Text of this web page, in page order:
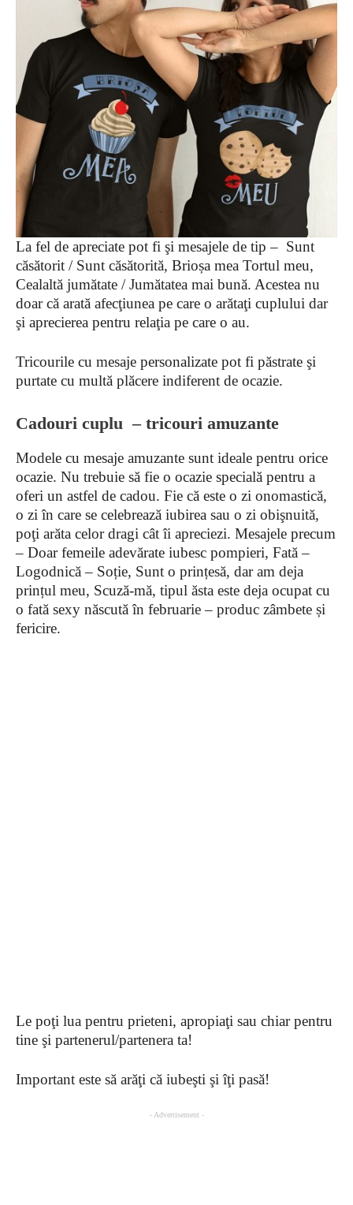
La fel de apreciate pot fi şi mesajele de tip – Sunt
căsătorit / Sunt căsătorită, Brioșa mea Tortul meu,
Cealaltă jumătate / Jumătatea mai bună. Acestea nu
doar că arată afecţiunea pe care o arătaţi cuplului dar
şi aprecierea pentru relaţia pe care o au.
Tricourile cu mesaje personalizate pot fi păstrate şi
purtate cu multă plăcere indiferent de ocazie.
Cadouri cuplu – tricouri amuzante
Modele cu mesaje amuzante sunt ideale pentru orice
ocazie. Nu trebuie să fie o ocazie specială pentru a
oferi un astfel de cadou. Fie că este o zi onomastică,
o zi în care se celebrează iubirea sau o zi obişnuită,
poţi arăta celor dragi cât îi apreciezi. Mesajele precum
– Doar femeile adevărate iubesc pompieri, Fată –
Logodnică – Soție, Sunt o prințesă, dar am deja
prințul meu, Scuză-mă, tipul ăsta este deja ocupat cu
o fată sexy născută în februarie – produc zâmbete și
fericire.
Le poţi lua pentru prieteni, apropiaţi sau chiar pentru
tine şi partenerul/partenera ta!
Important este să arăţi că iubeşti şi îţi pasă!
- Advertisement -